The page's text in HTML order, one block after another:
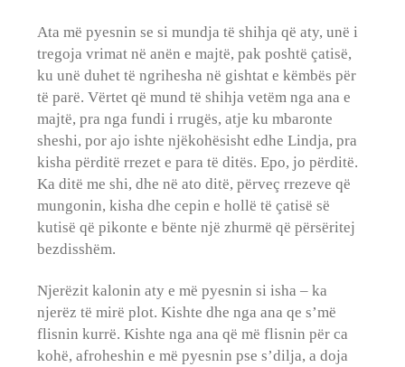
Ata më pyesnin se si mundja të shihja që aty, unë i
tregoja vrimat në anën e majtë, pak poshtë çatisë,
ku unë duhet të ngrihesha në gishtat e këmbës për
të parë. Vërtet që mund të shihja vetëm nga ana e
majtë, pra nga fundi i rrugës, atje ku mbaronte
sheshi, por ajo ishte njëkohësisht edhe Lindja, pra
kisha përditë rrezet e para të ditës. Epo, jo përditë.
Ka ditë me shi, dhe në ato ditë, përveç rrezeve që
mungonin, kisha dhe cepin e hollë të çatisë së
kutisë që pikonte e bënte një zhurmë që përsëritej
bezdisshëm.
Njerëzit kalonin aty e më pyesnin si isha – ka
njerëz të mirë plot. Kishte dhe nga ana qe s’më
flisnin kurrë. Kishte nga ana që më flisnin për ca
kohë, afroheshin e më pyesnin pse s’dilja, a doja